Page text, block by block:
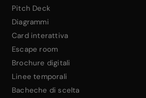
Pitch Deck
Diagrammi
Card interattiva
Escape room
Brochure digitali
Linee temporali
Bacheche di scelta